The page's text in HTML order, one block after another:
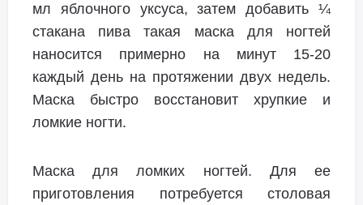
мл яблочного уксуса, затем добавить ¼
стакана пива такая маска для ногтей
наносится примерно на минут 15-20
каждый день на протяжении двух недель.
Маска быстро восстановит хрупкие и
ломкие ногти.
Маска для ломких ногтей. Для ее
приготовления потребуется столовая